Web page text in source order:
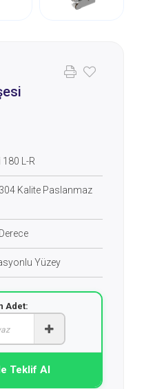
180 L-R
Kalite Paslanmaz
Yüzey
Adet:
Teklif Al